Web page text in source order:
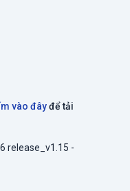
vào đâyđể tải
release_v1.15 -